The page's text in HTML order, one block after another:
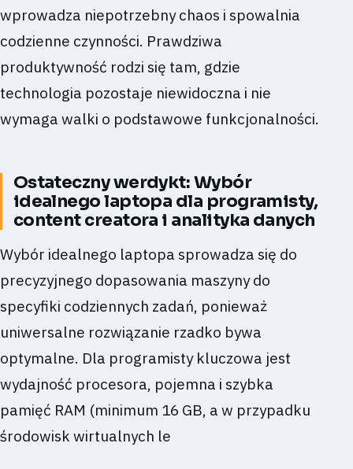
wprowadza niepotrzebny chaos i spowalnia
codzienne czynności. Prawdziwa
produktywność rodzi się tam, gdzie
technologia pozostaje niewidoczna i nie
wymaga walki o podstawowe funkcjonalności.
Ostateczny werdykt: Wybór
idealnego laptopa dla programisty,
content creatora i analityka danych
Wybór idealnego laptopa sprowadza się do
precyzyjnego dopasowania maszyny do
specyfiki codziennych zadań, ponieważ
uniwersalne rozwiązanie rzadko bywa
optymalne. Dla programisty kluczowa jest
wydajność procesora, pojemna i szybka
pamięć RAM (minimum 16 GB, a w przypadku
środowisk wirtualnych le